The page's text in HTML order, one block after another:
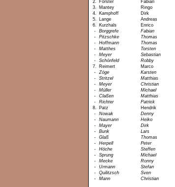
2.
Förster Fabian
3.
Mantey Ringo
4.
Kamphoff Dirk
5.
Lange Andreas
6.
Kurzhals Enrico
-
Borggrefe Fabian
-
Pitzschke Thomas
-
Hoffmann Thomas
-
Matthes Torsten
-
Meyer Sebastian
-
Schönfeld Robby
7.
Reimert Marco
-
Zöge Karsten
-
Stritzel Matthias
-
Meyer Christian
-
Müller Michael
-
Claßen Matthias
-
Richter Patrick
8.
Patz Hendrik
-
Nowak Denny
-
Naumann Heiko
-
Mayer Dirk
-
Bunk Lars
-
Glaß Thomas
-
Herpell Peter
-
Höche Steffen
-
Sprung Michael
-
Mecke Ronny
-
Urmann Stefan
-
Quilitzsch Sven
-
Mann Christian